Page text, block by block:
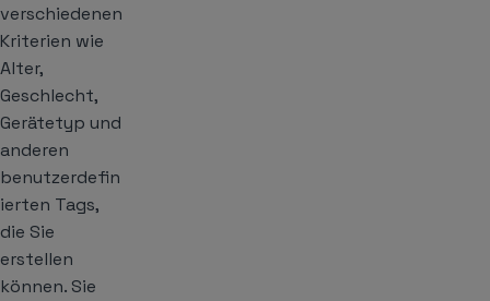
verschiedenen
Kriterien wie
Alter,
Geschlecht,
Gerätetyp und
anderen
benutzerdefin
ierten Tags,
die Sie
erstellen
können. Sie